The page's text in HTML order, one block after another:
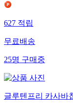
627적립
무료배송
25명구매중
글루텐프리 카사바